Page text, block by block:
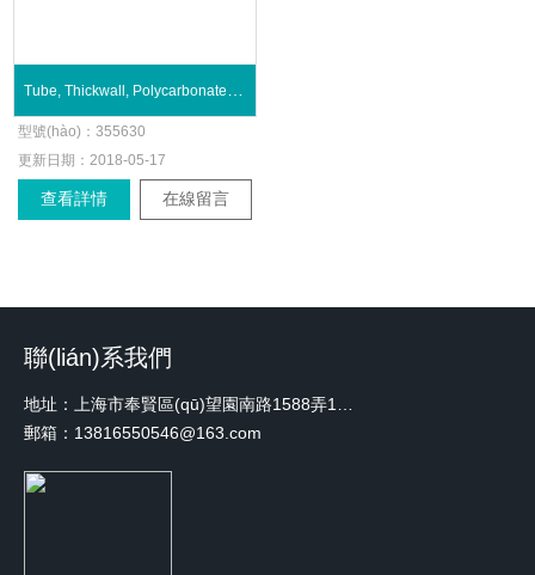
Tube, Thickwall, Polycarbonate, 10 mL
型號(hào)：355630
更新日期：2018-05-17
查看詳情 在線留言
聯(lián)系我們
郵箱：13816550546@163.com